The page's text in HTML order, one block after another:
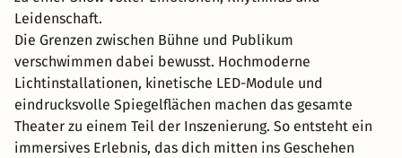
Leidenschaft.
Die Grenzen zwischen Bühne und Publikum
verschwimmen dabei bewusst. Hochmoderne
Lichtinstallationen, kinetische LED-Module und
eindrucksvolle Spiegelflächen machen das gesamte
Theater zu einem Teil der Inszenierung. So entsteht ein
immersives Erlebnis, das dich mitten ins Geschehen